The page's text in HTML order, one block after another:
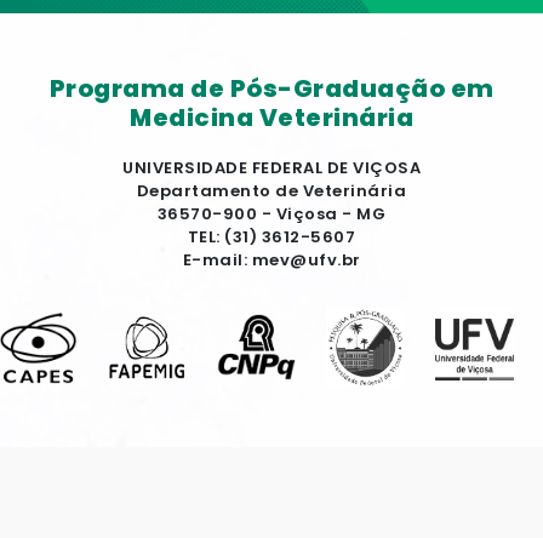
Programa de Pós-Graduação em
Medicina Veterinária
UNIVERSIDADE FEDERAL DE VIÇOSA
Departamento de Veterinária
36570-900 - Viçosa - MG
TEL: (31) 3612-5607
E-mail: mev@ufv.br